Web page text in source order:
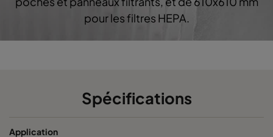
CO60 287x592x520-3
CO60 592x287x520-6 Coarse 60%
pour les filtres HEPA.
Spécifications
Application